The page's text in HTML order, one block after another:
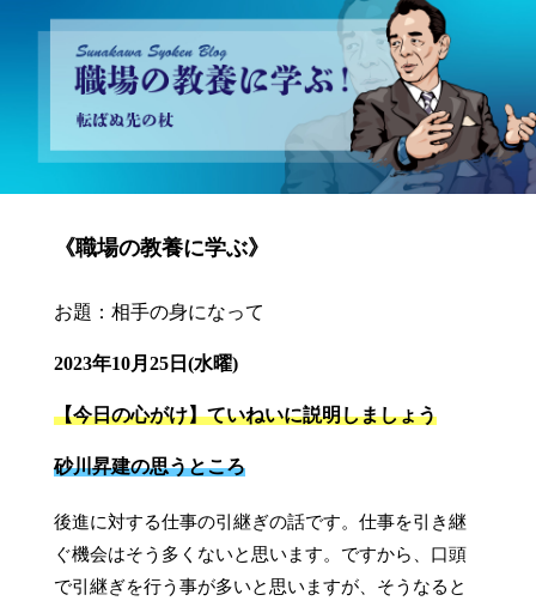
砂川昇建会長ブログ 職場の教養に学ぶ！～転ばぬ先の杖～
《職場の教養に学ぶ》
お題：相手の身になって
2023年10月25日(水曜)
【今日の心がけ】ていねいに説明しましょう
砂川昇建の思うところ
後進に対する仕事の引継ぎの話です。仕事を引き継
ぐ機会はそう多くないと思います。ですから、口頭
で引継ぎを行う事が多いと思いますが、そうなると